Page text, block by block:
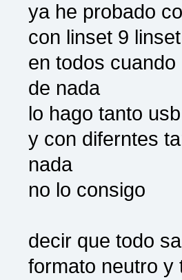
ya he probado
con linset 9
en todos
de nada
lo hago tanto
y con diferntes
nada
no lo consigo
decir que todo
formato neutro y